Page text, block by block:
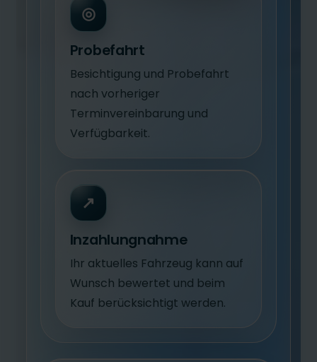
◎
Probefahrt
Besichtigung und Probefahrt
nach vorheriger
Terminvereinbarung und
Verfügbarkeit.
↗
Inzahlungnahme
Ihr aktuelles Fahrzeug kann auf
Wunsch bewertet und beim
Kauf berücksichtigt werden.